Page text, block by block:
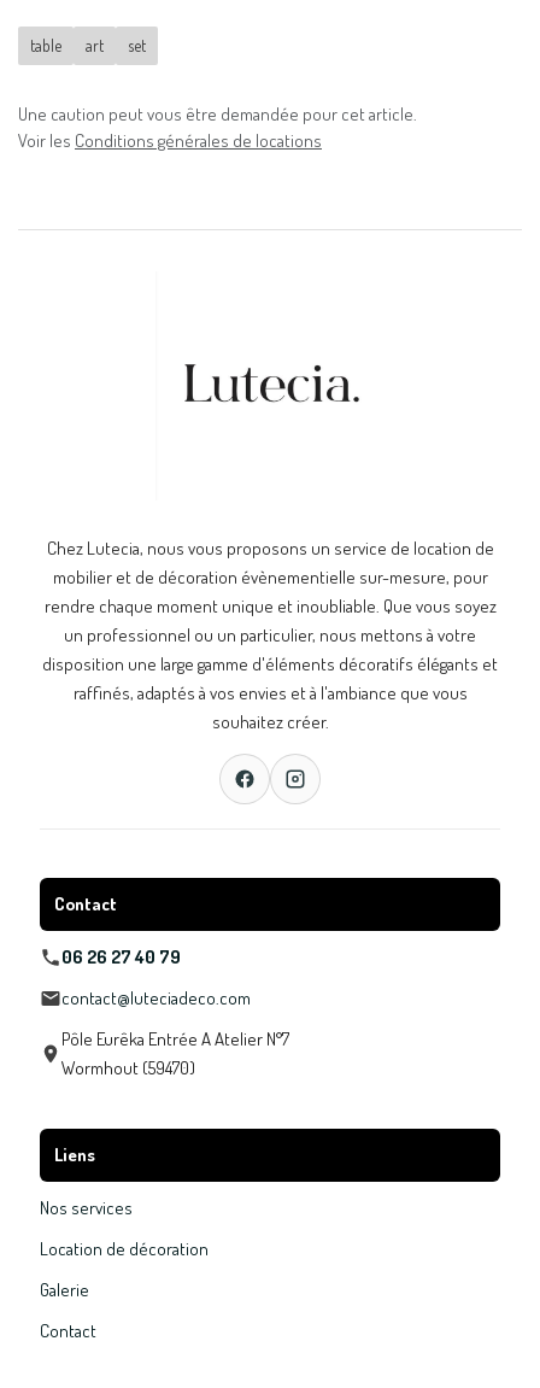
table art set
Une caution peut vous être demandée pour cet article.
Voir les Conditions générales de locations
Chez Lutecia, nous vous proposons un service de location de
mobilier et de décoration évènementielle sur-mesure, pour
rendre chaque moment unique et inoubliable. Que vous soyez
un professionnel ou un particulier, nous mettons à votre
disposition une large gamme d'éléments décoratifs élégants et
raffinés, adaptés à vos envies et à l'ambiance que vous
souhaitez créer.
Contact
06 26 27 40 79
contact@luteciadeco.com
Pôle Eurêka Entrée A Atelier N°7
Wormhout (59470)
Liens
Nos services
Location de décoration
Galerie
Contact